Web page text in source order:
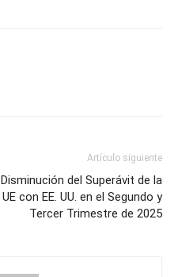
Artículo siguiente
Disminución del Superávit de la
UE con EE. UU. en el Segundo y
Tercer Trimestre de 2025